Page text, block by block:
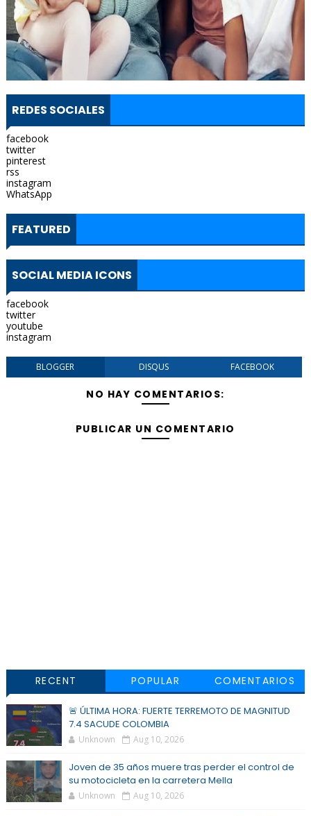
REDES SOCIALES
facebook
twitter
pinterest
rss
instagram
WhatsApp
FEATURED
SOCIAL MEDIA ICONS
facebook
twitter
youtube
instagram
BLOGGER DISQUS FACEBOOK
NO HAY COMENTARIOS:
PUBLICAR UN COMENTARIO
RECENT POPULAR COMENTARIOS
🚨 ÚLTIMA HORA: FUERTE TERREMOTO DE MAGNITUD
7.4 SACUDE COLOMBIA
Unknown Aug 10, 2026
Joven de 35 años muere tras perder el control de
su motocicleta en la carretera Mella
Unknown Aug 10, 2026